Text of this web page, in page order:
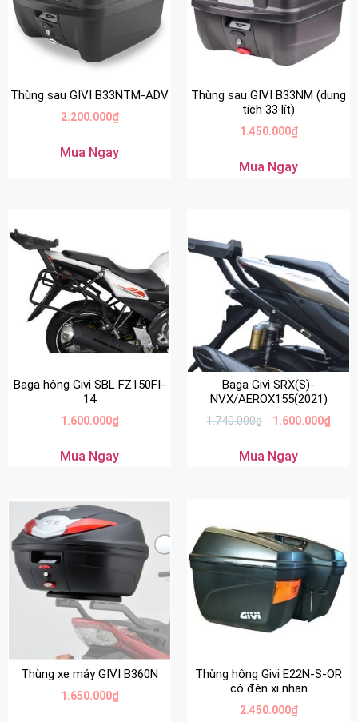
Thùng sau GIVI B33NTM-ADV
2.200.000₫
Mua Ngay
Thùng sau GIVI B33NM (dung
tích 33 lít)
1.450.000₫
Mua Ngay
Baga hông Givi SBL FZ150FI-
14
1.600.000₫
Mua Ngay
Baga Givi SRX(S)-
NVX/AEROX155(2021)
1.740.000₫ 1.600.000₫
Mua Ngay
Thùng xe máy GIVI B360N
1.650.000₫
Thùng hông Givi E22N-S-OR
có đèn xi nhan
2.450.000₫